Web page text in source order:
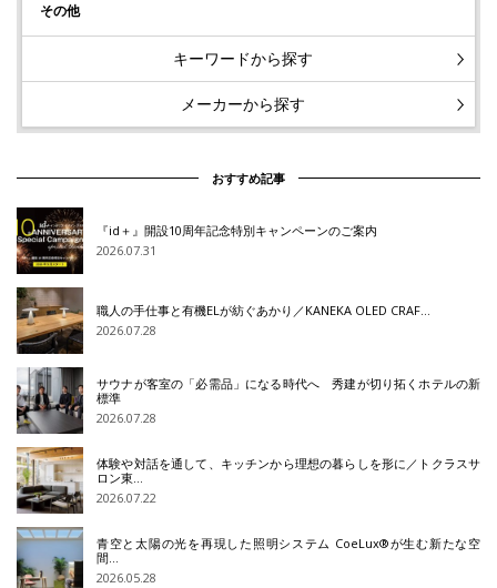
その他
キーワードから探す
メーカーから探す
おすすめ記事
『id＋』開設10周年記念特別キャンペーンのご案内
2026.07.31
職人の手仕事と有機ELが紡ぐあかり／KANEKA OLED CRAF…
2026.07.28
サウナが客室の「必需品」になる時代へ 秀建が切り拓くホテルの新
標準
2026.07.28
体験や対話を通して、キッチンから理想の暮らしを形に／トクラスサ
ロン東…
2026.07.22
青空と太陽の光を再現した照明システム CoeLux®が生む新たな空
間…
2026.05.28